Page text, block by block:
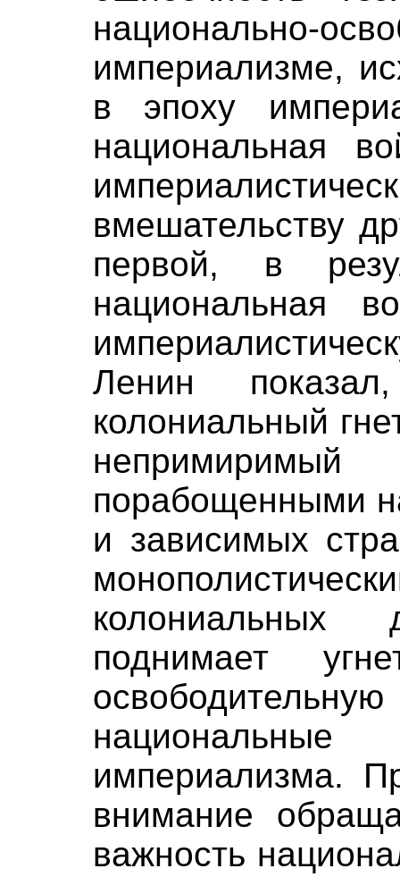
национально-
империализме,
в эпоху
национальная
вмешательству
первой, в
национальная
Ленин
колониальный
порабощенными
и зависимых
поднимает
империализма.
внимание
важность